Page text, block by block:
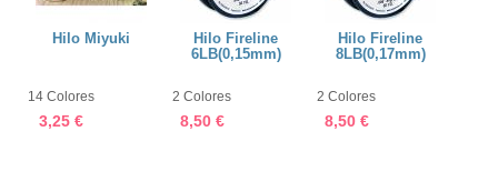
Hilo Miyuki
14 Colores
3,25 €
Hilo Fireline
6LB(0,15mm)
2 Colores
8,50 €
Hilo Fireline
8LB(0,17mm)
2 Colores
8,50 €